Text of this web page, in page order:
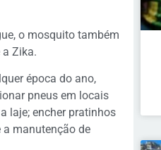
o mosquito também
Zika.
época do ano,
pneus em locais
laje; encher pratinhos
a manutenção de